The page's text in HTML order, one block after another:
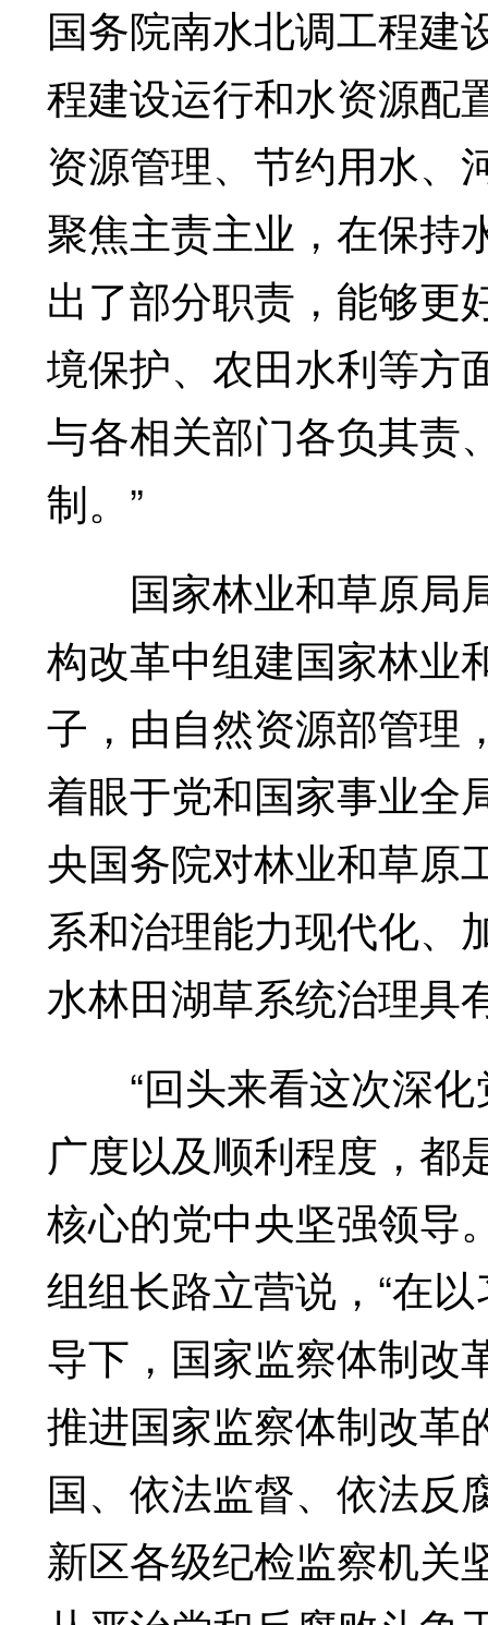
国务院南水北调工程建
程建设运行和水资源配
资源管理、节约用水、
聚焦主责主业，在保持
出了部分职责，能够更
境保护、农田水利等方
与各相关部门各负其责
制。”
国家林业和草原局局
构改革中组建国家林业
子，由自然资源部管理
着眼于党和国家事业全
央国务院对林业和草原
系和治理能力现代化、
水林田湖草系统治理具
“回头来看这次深化
广度以及顺利程度，都
核心的党中央坚强领导
组组长路立营说，“在
导下，国家监察体制改
推进国家监察体制改革
国、依法监督、依法反
新区各级纪检监察机关